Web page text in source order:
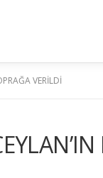
VERİLDİ